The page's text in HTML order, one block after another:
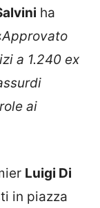
ha
Approvato
a 1.240 ex
ai
Luigi Di
in piazza